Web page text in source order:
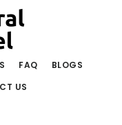
FAQ
BLOGS
US